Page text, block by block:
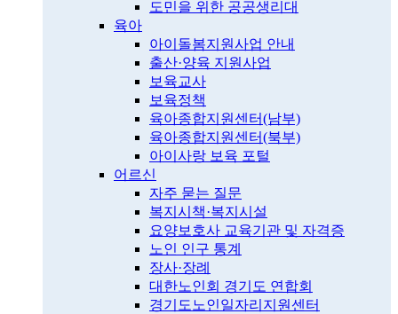
도민을 위한 공공생리대
육아
아이돌봄지원사업 안내
출산·양육 지원사업
보육교사
보육정책
육아종합지원센터(남부)
육아종합지원센터(북부)
아이사랑 보육 포털
어르신
자주 묻는 질문
복지시책·복지시설
요양보호사 교육기관 및 자격증
노인 인구 통계
장사·장례
대한노인회 경기도 연합회
경기도노인일자리지원센터